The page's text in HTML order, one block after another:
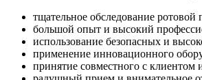
тщательное обследование
большой опыт и высокий
использование безопасных и
применение инновационного
принятие совместного с